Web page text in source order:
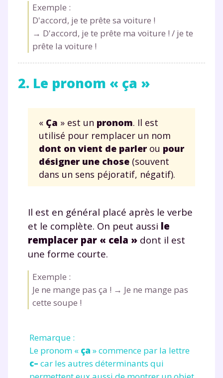
Exemple :
D'accord, je te prête sa voiture !
→ D'accord, je te prête ma voiture ! / je te
prête la voiture !
2. Le pronom « ça »
« Ça » est un pronom. Il est
utilisé pour remplacer un nom
dont on vient de parler ou pour
désigner une chose (souvent
dans un sens péjoratif, négatif).
Il est en général placé après le verbe
et le complète. On peut aussi le
remplacer par « cela » dont il est
une forme courte.
Exemple :
Je ne mange pas ça ! → Je ne mange pas
cette soupe !
Remarque :
Le pronom « ça » commence par la lettre
c– car les autres déterminants qui